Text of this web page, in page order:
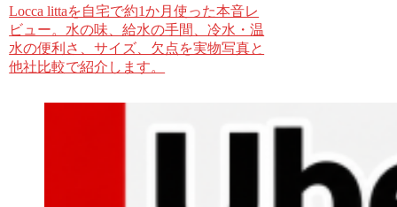
Locca littaを自宅で約1か月使った本音レ
ビュー。水の味、給水の手間、冷水・温
水の便利さ、サイズ、欠点を実物写真と
他社比較で紹介します。